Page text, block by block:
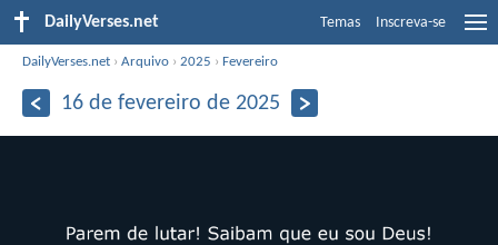
DailyVerses.net Temas Inscreva-se
DailyVerses.net ›Arquivo ›2025 ›Fevereiro
16 de fevereiro de 2025